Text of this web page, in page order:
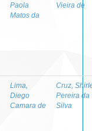
Paola
Matos da
Vieira de
Lima,
Diego
Camara de
Cruz,
Pereira da
Silva